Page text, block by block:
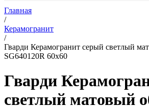
Главная
/
Керамогранит
/
Гварди Керамогранит серый светлый
SG640120R 60x60
Гварди
светлый матовый